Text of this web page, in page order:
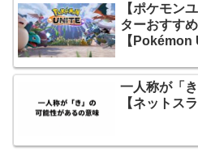
【ポケモン
ターおすす
【Pokémon
一人称が「
【ネットス